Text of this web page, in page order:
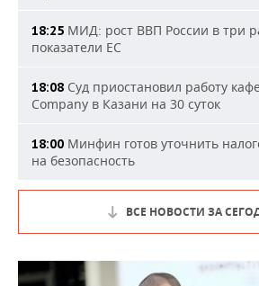
18:25 МИД: рост ВВП России в три
показатели ЕС
18:08 Суд приостановил работу
Company в Казани на 30 суток
18:00 Минфин готов уточнить
на безопасность
ВСЕ НОВОСТИ ЗА